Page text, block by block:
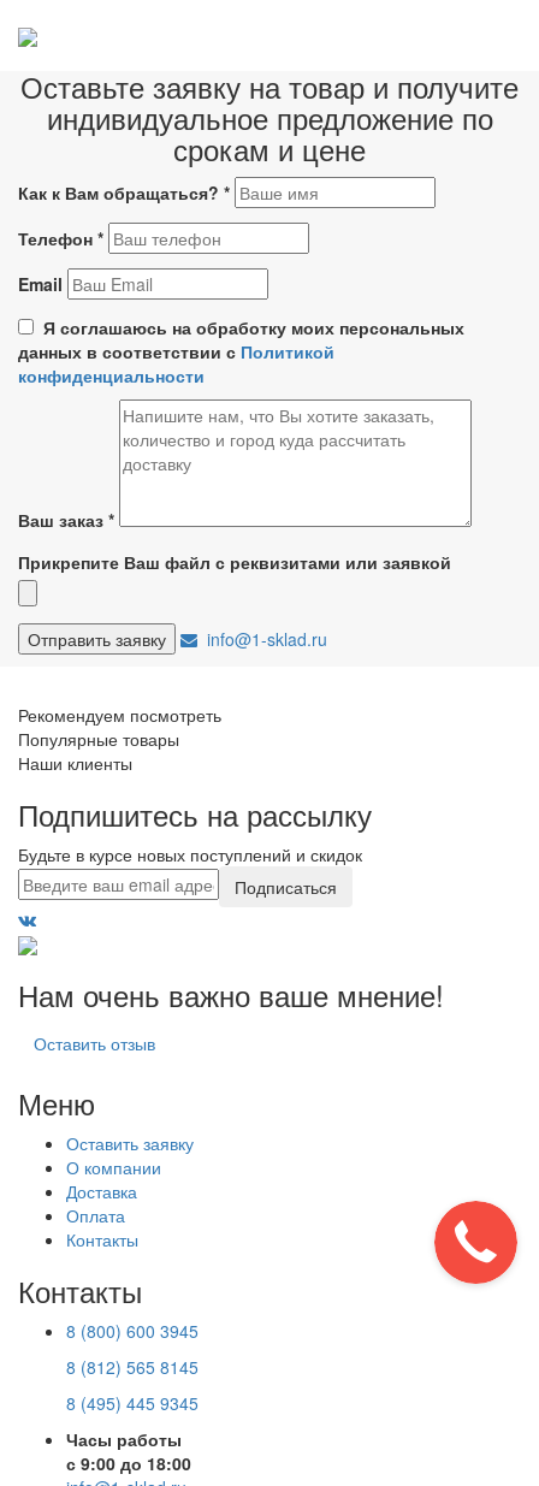
Оставьте заявку на товар и получите
индивидуальное предложение по
срокам и цене
Как к Вам обращаться? *
Телефон *
Email
Я соглашаюсь на обработку моих персональных
данных в соответствии с Политикой
конфиденциальности
Ваш заказ *
Прикрепите Ваш файл с реквизитами или заявкой
info@1-sklad.ru
Рекомендуем посмотреть
Популярные товары
Наши клиенты
Подпишитесь на рассылку
Будьте в курсе новых поступлений и скидок
Подписаться
Нам очень важно ваше мнение!
Оставить отзыв
Меню
Оставить заявку
О компании
Доставка
Оплата
Контакты
Контакты
8 (800) 600 3945
8 (812) 565 8145
8 (495) 445 9345
Часы работы
с 9:00 до 18:00